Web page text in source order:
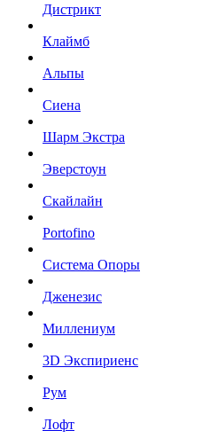
Дистрикт
Клаймб
Альпы
Сиена
Шарм Экстра
Эверстоун
Скайлайн
Portofino
Система Опоры
Дженезис
Миллениум
3D Экспириенс
Рум
Лофт